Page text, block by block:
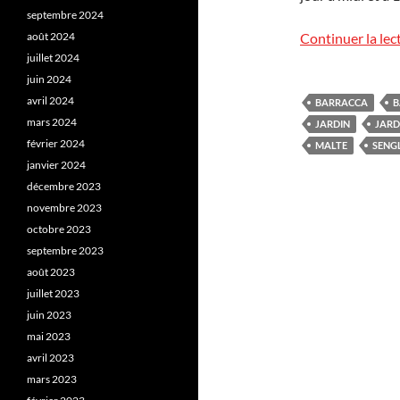
Continuer la
BARRACCA
JARDIN
MALTE
septembre 2024
août 2024
juillet 2024
juin 2024
avril 2024
mars 2024
février 2024
janvier 2024
décembre 2023
novembre 2023
octobre 2023
septembre 2023
août 2023
juillet 2023
juin 2023
mai 2023
avril 2023
mars 2023